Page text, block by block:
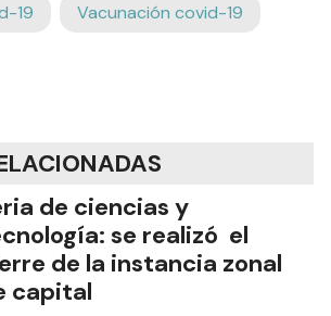
19 Vacunación covid-19
de ciencias y
se realizó el
de la instancia zonal
capital